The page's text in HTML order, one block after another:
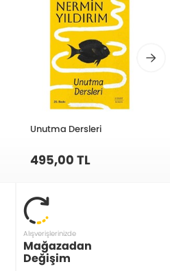
Unutma Dersleri
495,00 TL
Alışverişlerinizde
Mağazadan
Değişim